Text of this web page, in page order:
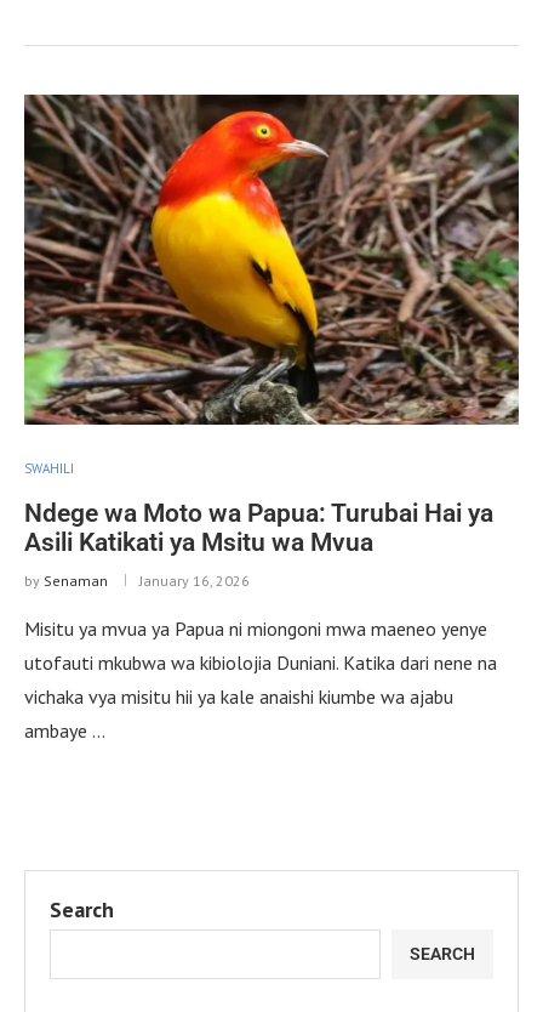
SWAHILI
Ndege wa Moto wa Papua: Turubai Hai ya
Asili Katikati ya Msitu wa Mvua
by Senaman January 16, 2026
Misitu ya mvua ya Papua ni miongoni mwa maeneo yenye
utofauti mkubwa wa kibiolojia Duniani. Katika dari nene na
vichaka vya misitu hii ya kale anaishi kiumbe wa ajabu
ambaye …
Search
SEARCH